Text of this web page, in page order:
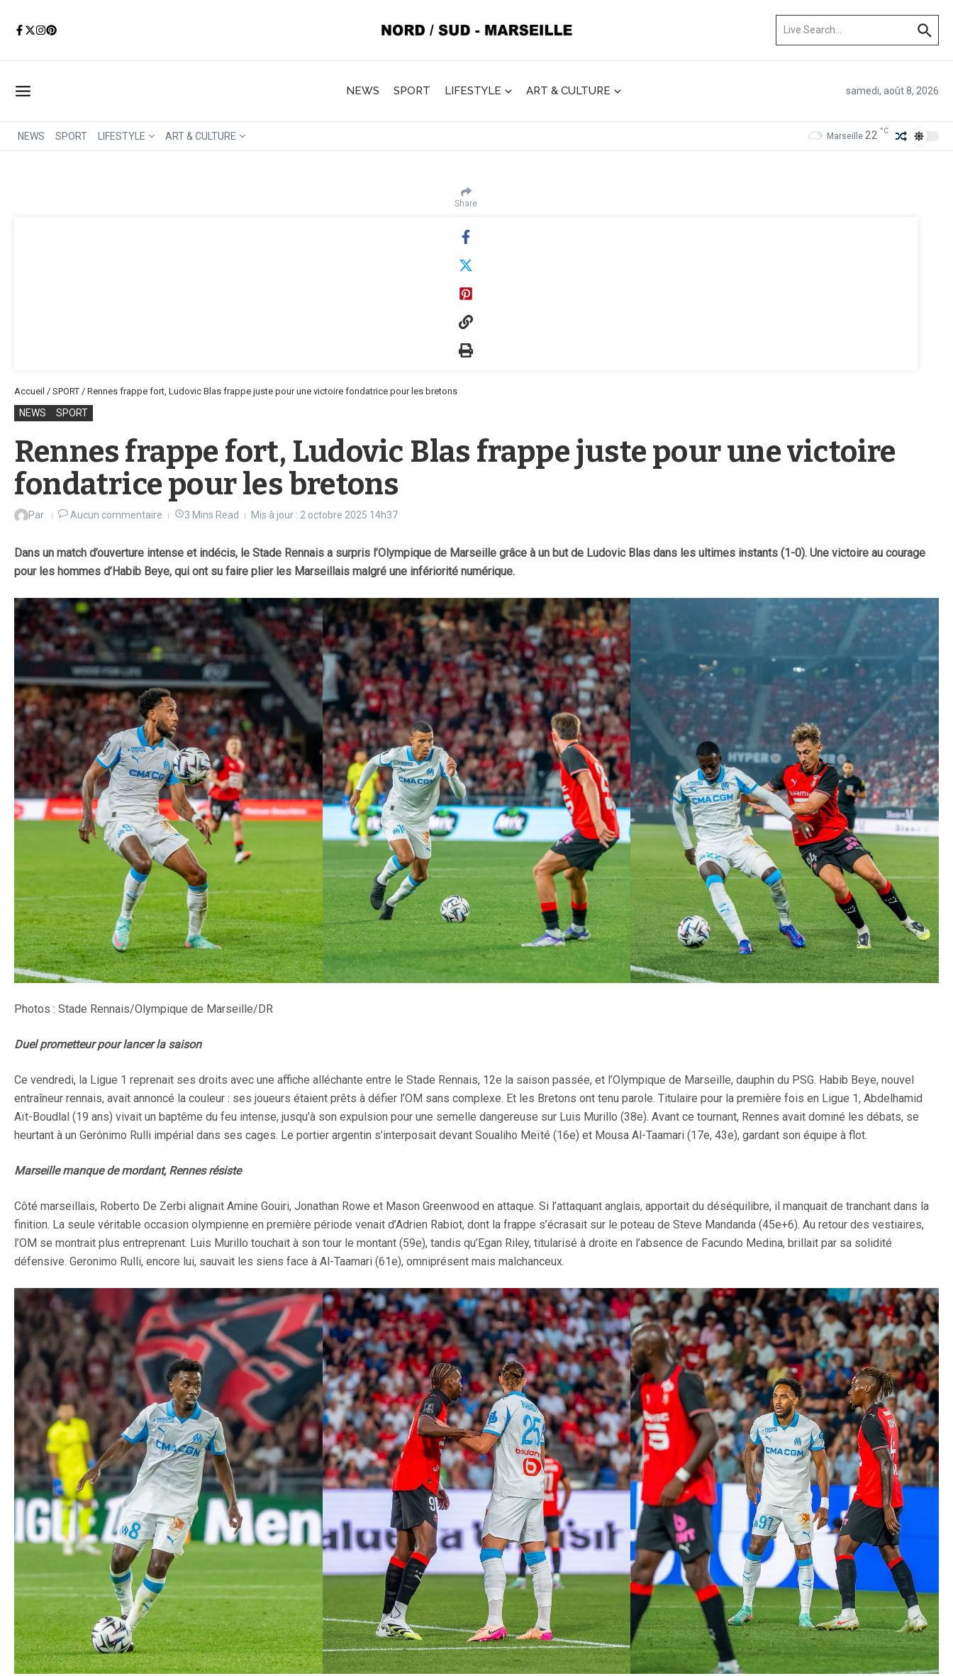
NEWS SPORT LIFESTYLE ART & CULTURE samedi, août 8, 2026
NEWS SPORT LIFESTYLE ART & CULTURE Marseille 22 °C
Share
Accueil / SPORT / Rennes frappe fort, Ludovic Blas frappe juste pour une victoire fondatrice pour les bretons
NEWS SPORT
Rennes frappe fort, Ludovic Blas frappe juste pour une victoire
fondatrice pour les bretons
Par Aucun commentaire 3 Mins Read Mis à jour : 2 octobre 2025 14h37
Dans un match d’ouverture intense et indécis, le Stade Rennais a surpris l’Olympique de Marseille grâce à un but de Ludovic Blas dans les ultimes instants (1-0). Une victoire au courage
pour les hommes d’Habib Beye, qui ont su faire plier les Marseillais malgré une infériorité numérique.
Photos : Stade Rennais/Olympique de Marseille/DR
Duel prometteur pour lancer la saison
Ce vendredi, la Ligue 1 reprenait ses droits avec une affiche alléchante entre le Stade Rennais, 12e la saison passée, et l’Olympique de Marseille, dauphin du PSG. Habib Beye, nouvel
entraîneur rennais, avait annoncé la couleur : ses joueurs étaient prêts à défier l’OM sans complexe. Et les Bretons ont tenu parole. Titulaire pour la première fois en Ligue 1, Abdelhamid
Aït-Boudlal (19 ans) vivait un baptême du feu intense, jusqu’à son expulsion pour une semelle dangereuse sur Luis Murillo (38e). Avant ce tournant, Rennes avait dominé les débats, se
heurtant à un Gerónimo Rulli impérial dans ses cages. Le portier argentin s’interposait devant Soualiho Meïté (16e) et Mousa Al-Taamari (17e, 43e), gardant son équipe à flot.
Marseille manque de mordant, Rennes résiste
Côté marseillais, Roberto De Zerbi alignait Amine Gouiri, Jonathan Rowe et Mason Greenwood en attaque. Si l’attaquant anglais, apportait du déséquilibre, il manquait de tranchant dans la
finition. La seule véritable occasion olympienne en première période venait d’Adrien Rabiot, dont la frappe s’écrasait sur le poteau de Steve Mandanda (45e+6). Au retour des vestiaires,
l’OM se montrait plus entreprenant. Luis Murillo touchait à son tour le montant (59e), tandis qu’Egan Riley, titularisé à droite en l’absence de Facundo Medina, brillait par sa solidité
défensive. Geronimo Rulli, encore lui, sauvait les siens face à Al-Taamari (61e), omniprésent mais malchanceux.